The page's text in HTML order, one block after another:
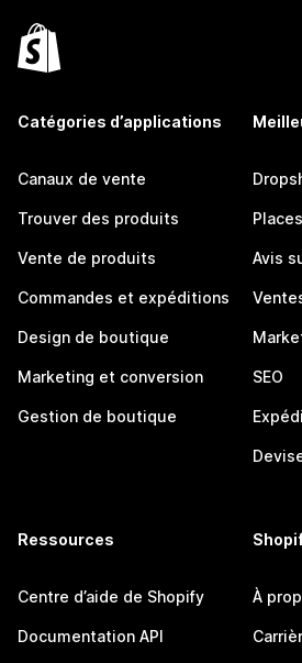
Catégories d’applications
Canaux de vente
Trouver des produits
Vente de produits
Commandes et expéditions
Design de boutique
Marketing et conversion
Gestion de boutique
Avis
SEO
Ressources
Centre d’aide de Shopify
Documentation API
À